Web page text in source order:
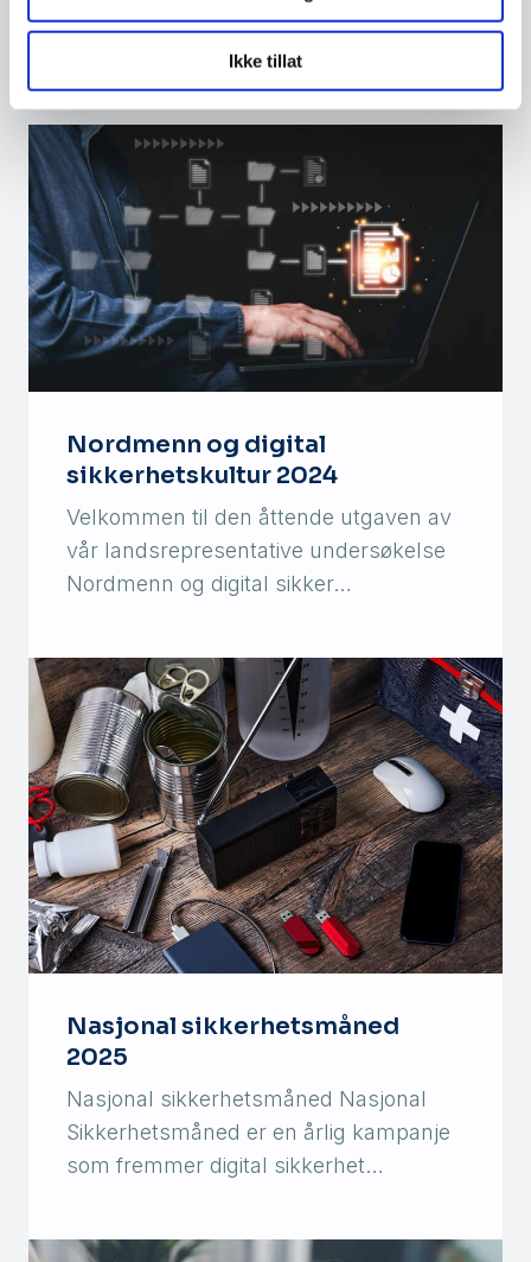
Ikke tillat
Nordmenn og digital
sikkerhetskultur 2024
Velkommen til den åttende utgaven av
vår landsrepresentative undersøkelse
Nordmenn og digital sikker…
Nasjonal sikkerhetsmåned
2025
Nasjonal sikkerhetsmåned Nasjonal
Sikkerhetsmåned er en årlig kampanje
som fremmer digital sikkerhet…